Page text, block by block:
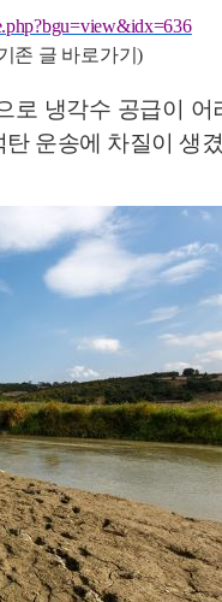
존 글 바로가기)
로 냉각수 공급이
운송에 차질이 생